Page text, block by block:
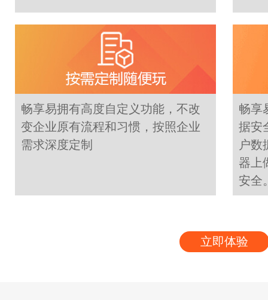
畅享易拥有高度自定义功能，不改
变企业原有流程和习惯，按照企业
需求深度定制
畅享
据安
户数
器上
安全
立即体验